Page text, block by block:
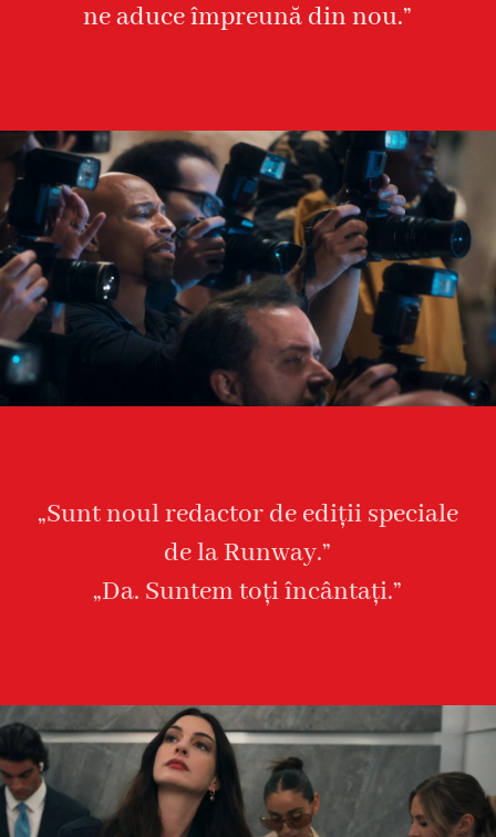
ne aduce împreună din nou.”
„Sunt noul redactor de ediții speciale
de la Runway.”
„Da. Suntem toți încântați.”